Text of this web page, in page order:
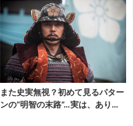
また史実無視？初めて見るパター
ンの“明智の末路”…実は、ありえ